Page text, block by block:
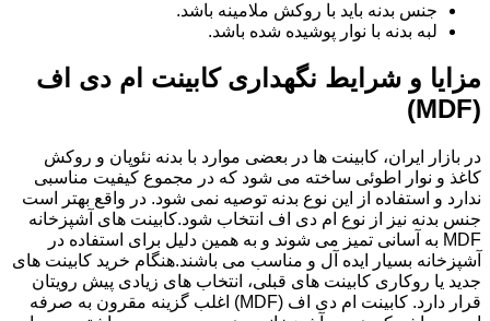
جنس بدنه باید با روکش ملامینه باشد.
لبه بدنه با نوار پوشیده شده باشد.
مزایا و شرایط نگهداری کابینت ام دی اف
(MDF)
در بازار ایران، کابینت ها در بعضی موارد با بدنه نئوپان و روکش
کاغذ و نوار اطوئی ساخته می شود که در مجموع کیفیت مناسبی
ندارد و استفاده از این نوع بدنه توصیه نمی شود. در واقع بهتر است
جنس بدنه نیز از نوع ام دی اف انتخاب شود.کابینت های آشپزخانه
MDF به آسانی تمیز می شوند و به همین دلیل برای استفاده در
آشپزخانه بسیار ایده آل و مناسب می باشند.هنگام خرید کابینت های
جدید یا روکاری کابینت های قبلی، انتخاب های زیادی پیش رویتان
قرار دارد. کابینت ام دی اف (MDF) اغلب گزینه مقرون به صرفه